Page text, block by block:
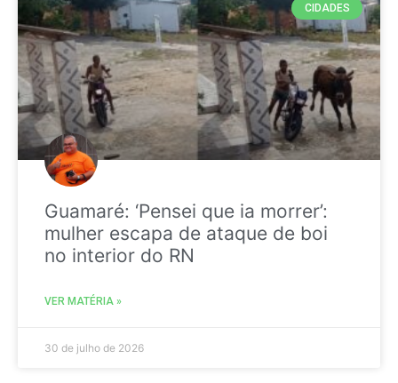
CIDADES
Guamaré: ‘Pensei que ia morrer’:
mulher escapa de ataque de boi
no interior do RN
VER MATÉRIA »
30 de julho de 2026